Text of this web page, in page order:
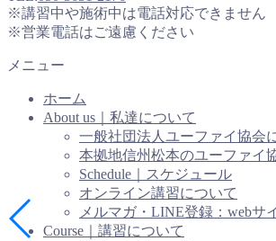
※講習中や施術中は電話対応できません
※営業電話はご遠慮ください
メニュー
ホーム
About us｜私達について
一般社団法人ユーファイ協会
本拠地信州松本のユーファイ
Schedule｜スケジュール
オンライン講習について
メルマガ・LINE登録：webサ
Course｜講習について